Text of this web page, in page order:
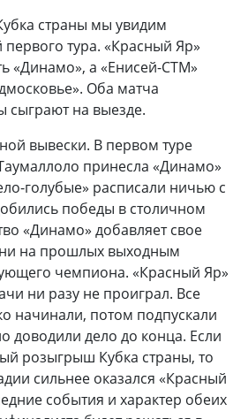
страны мы увидим
тура. «Красный Яр»
«Динамо», а «Енисей-СТМ»
Оба матча
сыграют на выезде.
вывески. В первом туре
принесла «Динамо»
голубые» расписали ничью с
победы в столичном
«Динамо» добавляет свое
на прошлых выходным
чемпиона. «Красный Яр»
ни разу не проиграл. Все
начинали, потом подпускали
доводили дело до конца. Если
розыгрыш Кубка страны, то
сильнее оказался «Красный
события и характер обеих